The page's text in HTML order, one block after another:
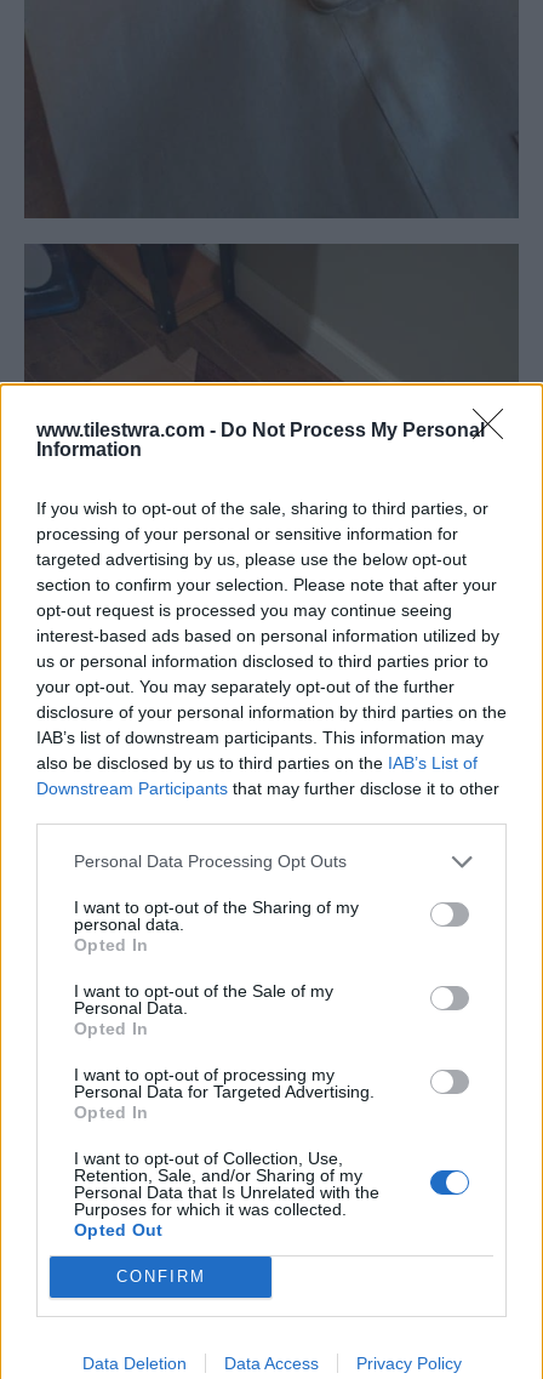
www.tilestwra.com - Do Not Process My Personal
Information
If you wish to opt-out of the sale, sharing to third parties, or
processing of your personal or sensitive information for
targeted advertising by us, please use the below opt-out
section to confirm your selection. Please note that after your
opt-out request is processed you may continue seeing
interest-based ads based on personal information utilized by
us or personal information disclosed to third parties prior to
your opt-out. You may separately opt-out of the further
disclosure of your personal information by third parties on the
IAB’s list of downstream participants. This information may
also be disclosed by us to third parties on the IAB’s List of
Downstream Participants that may further disclose it to other
Personal Data Processing Opt Outs
I want to opt-out of the Sharing of my
personal data.
Opted In
I want to opt-out of the Sale of my
Personal Data.
Opted In
I want to opt-out of processing my
Personal Data for Targeted Advertising.
Opted In
I want to opt-out of Collection, Use,
Retention, Sale, and/or Sharing of my
Personal Data that Is Unrelated with the
Purposes for which it was collected.
Opted Out
CONFIRM
Data Deletion Data Access Privacy Policy